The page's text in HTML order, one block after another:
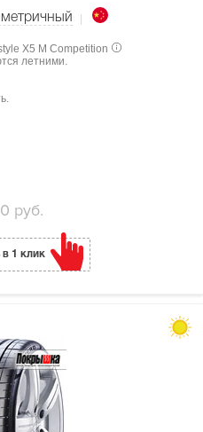
X5 M Competition
летними.
руб.
в 1 клик